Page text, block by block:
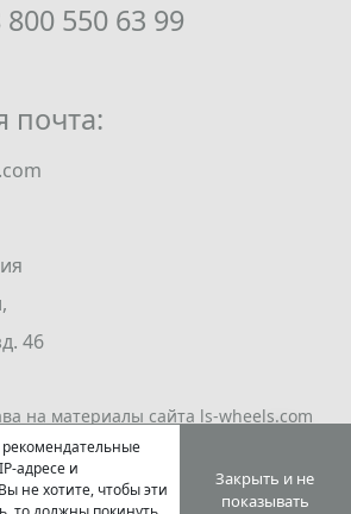
Открыть подбор
46
800 550 63 99
почта:
на материалы сайта ls-wheels.com
Полное или частичное
возможно только по
правообладателя.
рекомендательные
адресе и
не хотите, чтобы эти
Закрыть и не
показывать